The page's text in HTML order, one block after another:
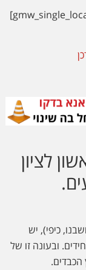
לציון
כיפי), יש
ובעונה זו של